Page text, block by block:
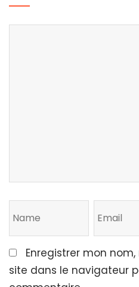
Enregistrer mon
site dans le navigateur